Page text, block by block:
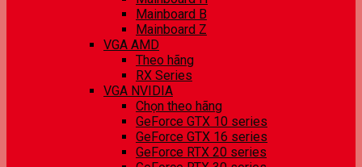
Mainboard B
Mainboard Z
VGA AMD
Theo hãng
RX Series
VGA NVIDIA
Chọn theo hãng
GeForce GTX 10 series
GeForce GTX 16 series
GeForce RTX 20 series